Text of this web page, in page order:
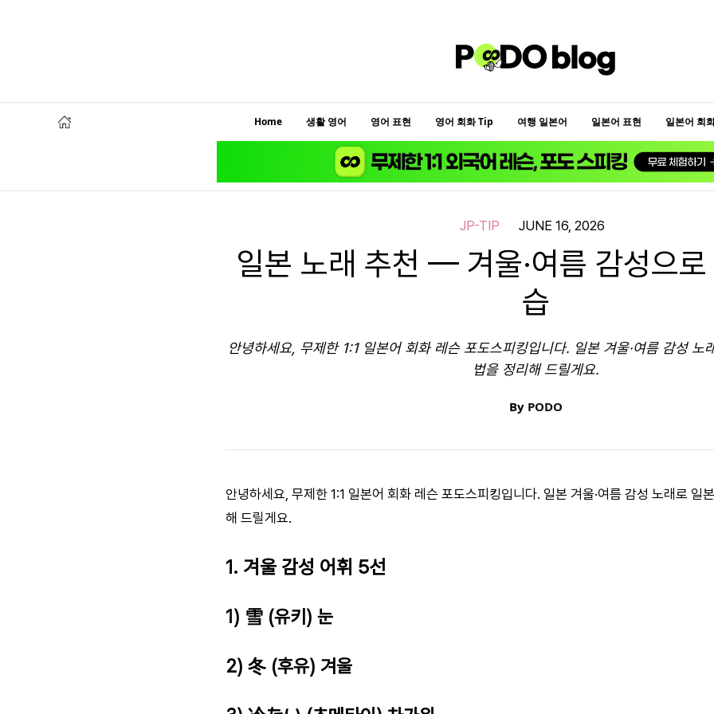
Home 생활 영어 영어 표현 영어 회화 Tip 여행 일본어 일본어 표현 일본어 회
JP-TIP JUNE 16, 2026
일본 노래 추천 — 겨울·여름 감성으
습
안녕하세요, 무제한 1:1 일본어 회화 레슨 포도스피킹입니다. 일본 겨울·여름 감성 노
법을 정리해 드릴게요.
By PODO
안녕하세요, 무제한 1:1 일본어 회화 레슨 포도스피킹입니다. 일본 겨울·여름 감성 노래로 일
해 드릴게요.
1. 겨울 감성 어휘 5선
1) 雪 (유키) 눈
2) 冬 (후유) 겨울